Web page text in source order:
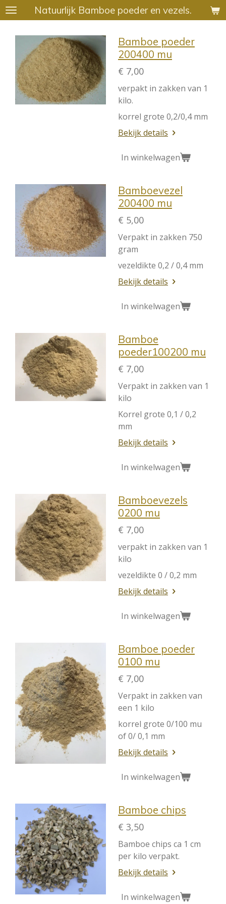
Ga
direct
naar
hoofdinhoud
Natuurlijk Bamboe poeder en vezels.
Bamboe poeder
200400 mu
€ 7,00
verpakt in zakken van 1
kilo.
korrel grote 0,2/0,4 mm
Bekijk details
In winkelwagen
Bamboevezel
200400 mu
€ 5,00
Verpakt in zakken 750
gram
vezeldikte 0,2 / 0,4 mm
Bekijk details
In winkelwagen
Bamboe
poeder100200 mu
€ 7,00
Verpakt in zakken van 1
kilo
Korrel grote 0,1 / 0,2
mm
Bekijk details
In winkelwagen
Bamboevezels
0200 mu
€ 7,00
verpakt in zakken van 1
kilo
vezeldikte 0 / 0,2 mm
Bekijk details
In winkelwagen
Bamboe poeder
0100 mu
€ 7,00
Verpakt in zakken van
een 1 kilo
korrel grote 0/100 mu
of 0/ 0,1 mm
Bekijk details
In winkelwagen
Bamboe chips
€ 3,50
Bamboe chips ca 1 cm
per kilo verpakt.
Bekijk details
In winkelwagen